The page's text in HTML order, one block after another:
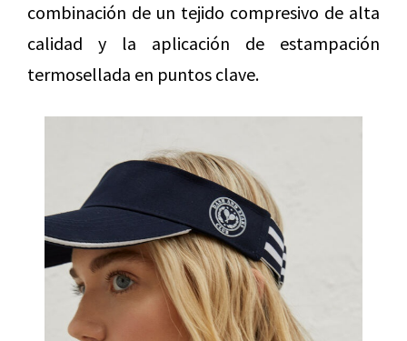
combinación de un tejido compresivo de alta
calidad y la aplicación de estampación
termosellada en puntos clave.